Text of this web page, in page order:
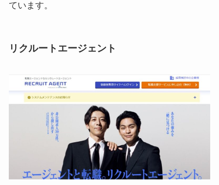
ています。
リクルートエージェント